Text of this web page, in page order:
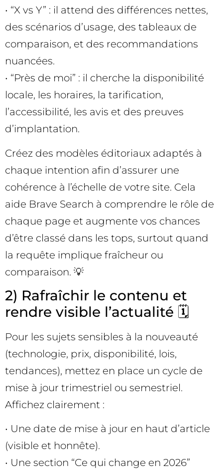
• “X vs Y” : il attend des différences nettes,
des scénarios d’usage, des tableaux de
comparaison, et des recommandations
nuancées.
• “Près de moi” : il cherche la disponibilité
locale, les horaires, la tarification,
l’accessibilité, les avis et des preuves
d’implantation.
Créez des modèles éditoriaux adaptés à
chaque intention afin d’assurer une
cohérence à l’échelle de votre site. Cela
aide Brave Search à comprendre le rôle de
chaque page et augmente vos chances
d’être classé dans les tops, surtout quand
la requête implique fraîcheur ou
comparaison. 💡
2) Rafraîchir le contenu et
rendre visible l’actualité 🗓️
Pour les sujets sensibles à la nouveauté
(technologie, prix, disponibilité, lois,
tendances), mettez en place un cycle de
mise à jour trimestriel ou semestriel.
Affichez clairement :
• Une date de mise à jour en haut d’article
(visible et honnête).
• Une section “Ce qui change en 2026”